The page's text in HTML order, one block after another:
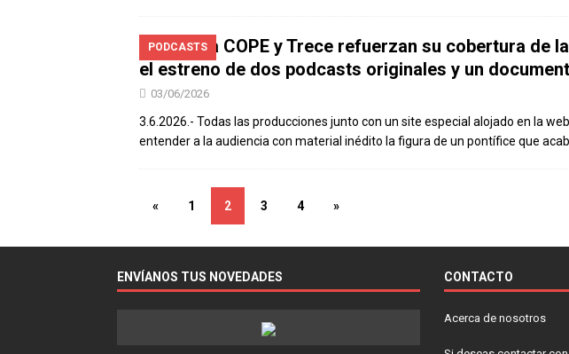
PODCASTS
Cadena COPE y Trece refuerzan su cobertura de
el estreno de dos podcasts originales y un
03/06/2026
3.6.2026.- Todas las producciones junto con un site especial alojado en la
entender a la audiencia con material inédito la figura de un pontífice que
« 1 2 3 4 »
ENVÍANOS TUS NOVEDADES CONTACTO
Acerca de nosotros